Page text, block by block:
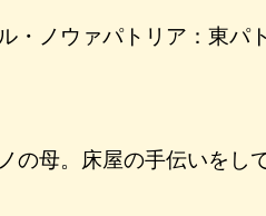
・ノウァパトリア：東パ
の母。床屋の手伝いをし